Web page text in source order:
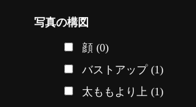
写真の構図
顔 (0)
バストアップ (1)
太ももより上 (1)